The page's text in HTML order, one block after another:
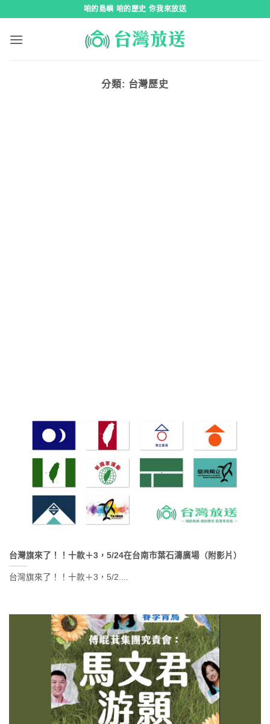
咱的島嶼 咱的歷史 你我來放送
分類: 台灣歷史
台灣旗來了！！十款＋3，5/24在台南市葉石濤廣場（附影片）
台灣旗來了！！十款＋3，5/2....